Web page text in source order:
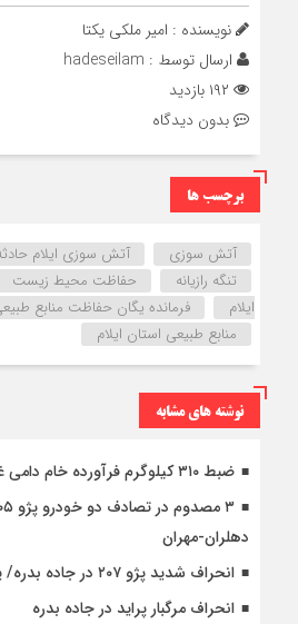
نویسنده : امیر ملکی یکتا
ارسال توسط : hadeseilam
بدون دیدگاه
برچسب ها
آتش سوزی آتش سوزی ایلام
تنگه رازیانه
حفاظت محیط زیست
ایلام
فرمانده یگان حفاظت منابع
منابع طبیعی استان ایلام
نوشته های مشابه
ضبط ۳۱۰ کیلوگرم فرآورده خام دامی غیرقابل مصرف در ایلام
دهلران-مهران
انحراف شدید پژو ۲۰۷ در جاده بدره/ یک نفر جان باخت
انحراف مرگبار پراید در جاده بدره